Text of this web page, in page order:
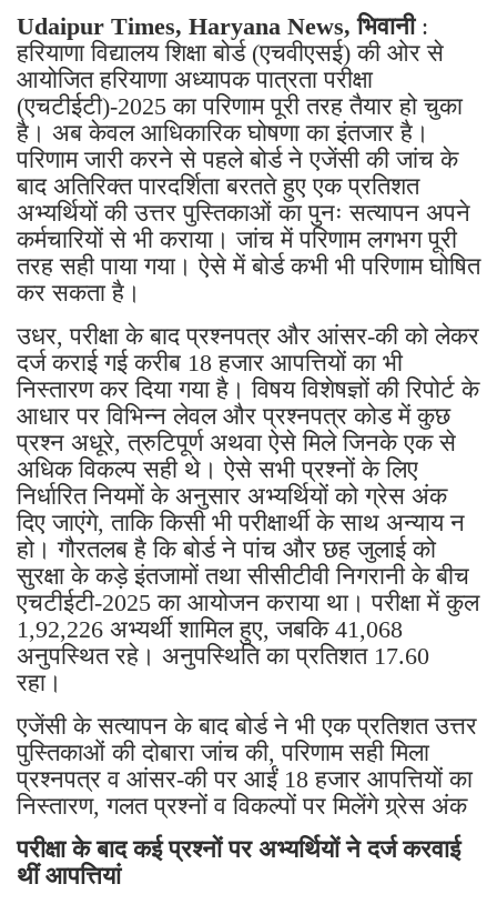
Udaipur Times, Haryana News, भिवानी :
हरियाणा विद्यालय शिक्षा बोर्ड (एचवीएसई) की ओर से
आयोजित हरियाणा अध्यापक पात्रता परीक्षा
(एचटीईटी)-2025 का परिणाम पूरी तरह तैयार हो चुका
है। अब केवल आधिकारिक घोषणा का इंतजार है।
परिणाम जारी करने से पहले बोर्ड ने एजेंसी की जांच के
बाद अतिरिक्त पारदर्शिता बरतते हुए एक प्रतिशत
अभ्यर्थियों की उत्तर पुस्तिकाओं का पुनः सत्यापन अपने
कर्मचारियों से भी कराया। जांच में परिणाम लगभग पूरी
तरह सही पाया गया। ऐसे में बोर्ड कभी भी परिणाम घोषित
कर सकता है।
उधर, परीक्षा के बाद प्रश्नपत्र और आंसर-की को लेकर
दर्ज कराई गई करीब 18 हजार आपत्तियों का भी
निस्तारण कर दिया गया है। विषय विशेषज्ञों की रिपोर्ट के
आधार पर विभिन्न लेवल और प्रश्नपत्र कोड में कुछ
प्रश्न अधूरे, त्रुटिपूर्ण अथवा ऐसे मिले जिनके एक से
अधिक विकल्प सही थे। ऐसे सभी प्रश्नों के लिए
निर्धारित नियमों के अनुसार अभ्यर्थियों को ग्रेस अंक
दिए जाएंगे, ताकि किसी भी परीक्षार्थी के साथ अन्याय न
हो। गौरतलब है कि बोर्ड ने पांच और छह जुलाई को
सुरक्षा के कड़े इंतजामों तथा सीसीटीवी निगरानी के बीच
एचटीईटी-2025 का आयोजन कराया था। परीक्षा में कुल
1,92,226 अभ्यर्थी शामिल हुए, जबकि 41,068
अनुपस्थित रहे। अनुपस्थिति का प्रतिशत 17.60
रहा।
एजेंसी के सत्यापन के बाद बोर्ड ने भी एक प्रतिशत उत्तर
पुस्तिकाओं की दोबारा जांच की, परिणाम सही मिला
प्रश्नपत्र व आंसर-की पर आईं 18 हजार आपत्तियों का
निस्तारण, गलत प्रश्नों व विकल्पों पर मिलेंगे ग्र्रेस अंक
परीक्षा के बाद कई प्रश्नों पर अभ्यर्थियों ने दर्ज करवाई
थीं आपत्तियां